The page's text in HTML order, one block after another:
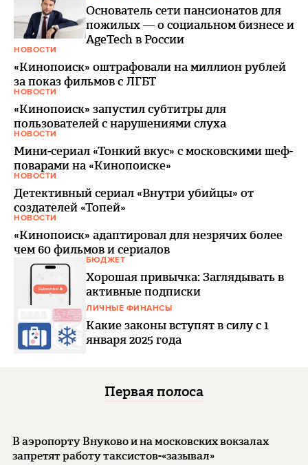
Основатель сети пансионатов для
пожилых — о социальном бизнесе и
AgeTech в России
НОВОСТИ
«Кинопоиск» оштрафовали на миллион рублей
за показ фильмов с ЛГБТ
НОВОСТИ
«Кинопоиск» запустил субтитры для
пользователей с нарушениями слуха
НОВОСТИ
Мини-сериал «Тонкий вкус» с московскими шеф-
поварами на «Кинопоиске»
НОВОСТИ
Детективный сериал «Внутри убийцы» от
создателей «Топей»
НОВОСТИ
«Кинопоиск» адаптировал для незрячих более
чем 60 фильмов и сериалов
БЮДЖЕТ
Хорошая привычка: Заглядывать в
активные подписки
ЛИЧНЫЕ ФИНАНСЫ
Какие законы вступят в силу с 1
января 2025 года
Первая полоса
В аэропорту Внуково и на московских вокзалах
запретят работу таксистов-«зазывал»